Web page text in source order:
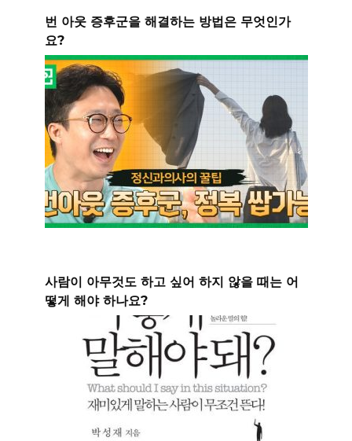
번 아웃 증후군을 해결하는 방법은 무엇인가
요?
사람이 아무것도 하고 싶어 하지 않을 때는 어
떻게 해야 하나요?